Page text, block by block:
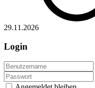
29.11.2026
Login